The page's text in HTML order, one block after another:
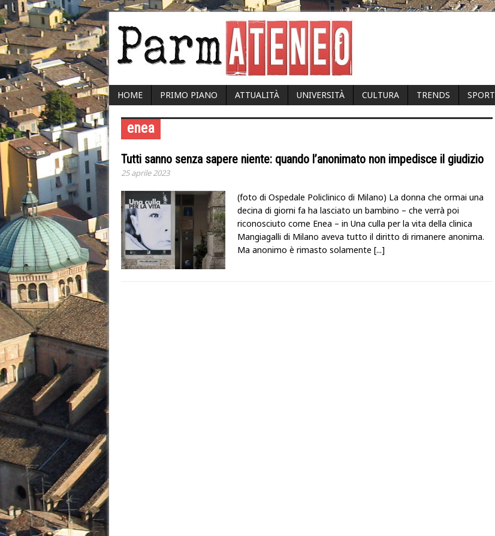
HOME PRIMO PIANO ATTUALITÀ UNIVERSITÀ CULTURA TRENDS SPORT
enea
Tutti sanno senza sapere niente: quando l’anonimato non impedisce il giudizio
25 aprile 2023
(foto di Ospedale Policlinico di Milano) La donna che ormai una
decina di giorni fa ha lasciato un bambino – che verrà poi
riconosciuto come Enea – in Una culla per la vita della clinica
Mangiagalli di Milano aveva tutto il diritto di rimanere anonima.
Ma anonimo è rimasto solamente [...]